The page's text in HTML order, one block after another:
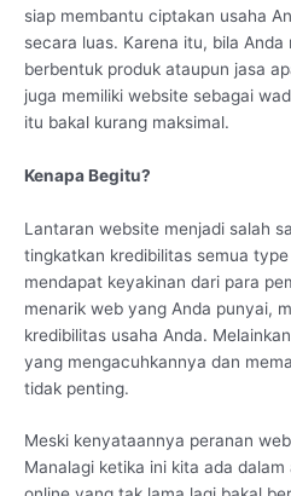
siap membantu ciptakan usaha
secara luas. Karena itu, bila Anda
berbentuk produk ataupun jasa
juga memiliki website sebagai
itu bakal kurang maksimal.
Kenapa Begitu?
Lantaran website menjadi salah
tingkatkan kredibilitas semua
mendapat keyakinan dari para
menarik web yang Anda punyai,
kredibilitas usaha Anda.
yang mengacuhkannya dan
tidak penting.
Meski kenyataannya peranan
Manalagi ketika ini kita ada